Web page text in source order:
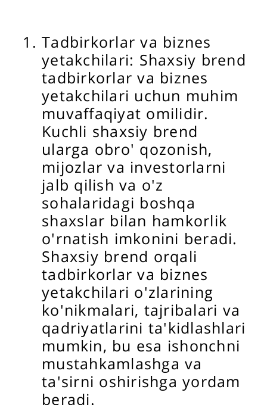
Tadbirkorlar va biznes
yetakchilari: Shaxsiy brend
tadbirkorlar va biznes
yetakchilari uchun muhim
muvaffaqiyat omilidir.
Kuchli shaxsiy brend
ularga obro' qozonish,
mijozlar va investorlarni
jalb qilish va o'z
sohalaridagi boshqa
shaxslar bilan hamkorlik
o'rnatish imkonini beradi.
Shaxsiy brend orqali
tadbirkorlar va biznes
yetakchilari o'zlarining
ko'nikmalari, tajribalari va
qadriyatlarini ta'kidlashlari
mumkin, bu esa ishonchni
mustahkamlashga va
ta'sirni oshirishga yordam
beradi.